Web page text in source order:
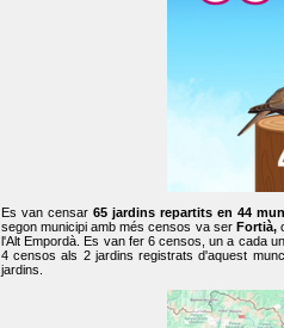
Es van censar65 jardins repartits en 44
segon municipi amb més censos va ser Fortià,
l'Alt Empordà. Es van fer 6 censos, un a cada
4 censos als 2 jardins registrats d'aquest
jardins.